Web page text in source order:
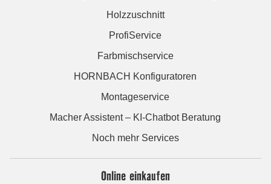
Holzzuschnitt
ProfiService
Farbmischservice
HORNBACH Konfiguratoren
Montageservice
Macher Assistent – KI-Chatbot Beratung
Noch mehr Services
Online einkaufen